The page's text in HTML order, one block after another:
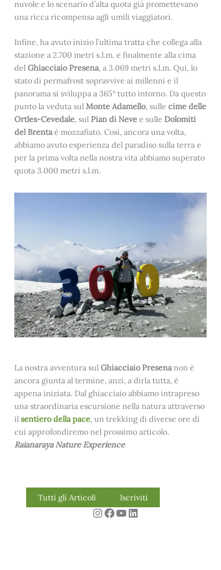
nuvole e lo scenario d’alta quota già promettevano
una ricca ricompensa agli umili viaggiatori.
Infine, ha avuto inizio l’ultima tratta che collega alla
stazione a 2.700 metri s.l.m. e finalmente alla cima
del Ghiacciaio Presena, a 3.069 metri s.l.m. Qui, lo
stato di permafrost sopravvive ai millenni e il
panorama si sviluppa a 365° tutto intorno. Da questo
punto la veduta sul Monte Adamello, sulle cime delle
Ortles-Cevedale, sul Pian di Nevee sulle Dolomiti
del Brentaè mozzafiato. Così, ancora una volta,
abbiamo avuto esperienza del paradiso sulla terra e
per la prima volta nella nostra vita abbiamo superato
quota 3.000 metri s.l.m.
La nostra avventura sul Ghiacciaio Presenanon è
ancora giunta al termine, anzi, a dirla tutta, è
appena iniziata. Dal ghiacciaio abbiamo intrapreso
una straordinaria escursione nella natura attraverso
il sentiero della pace, un trekking di diverse ore di
cui approfondiremo nel prossimo articolo.
Raianaraya Nature Experience
Tutti gli Articoli Iscriviti
Instagram
Facebook
YouTube
LinkedIn